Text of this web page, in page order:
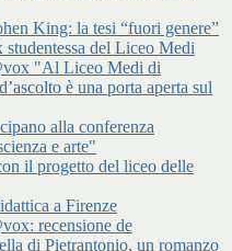
King: la tesi “fuori genere”
studentessa del Liceo Medi
"Al Liceo Medi di
è una porta aperta sul
alla conferenza
e arte"
il progetto del liceo delle
a Firenze
recensione de
di Pietrantonio, un romanzo